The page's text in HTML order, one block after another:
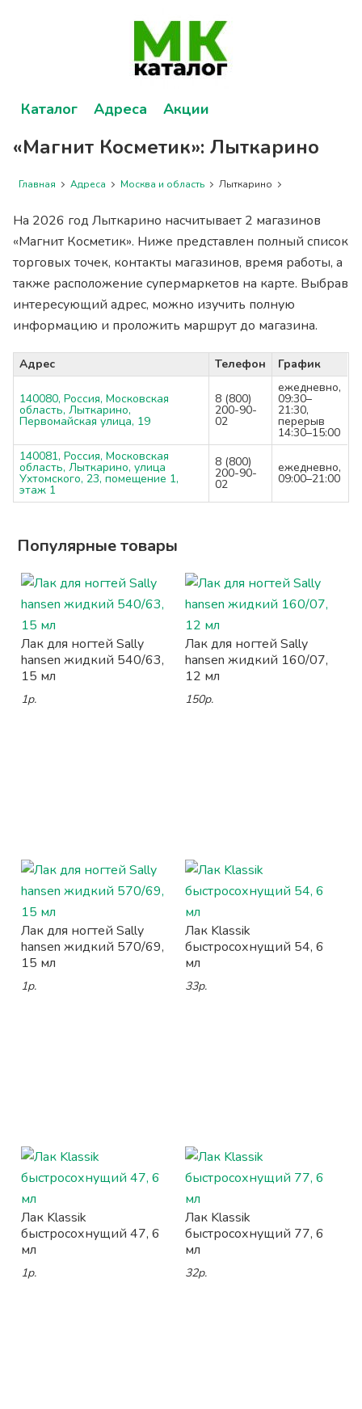
Каталог Адреса Акции
«Магнит Косметик»: Лыткарино
Главная Адреса Москва и область Лыткарино
На 2026 год Лыткарино насчитывает 2 магазинов
«Магнит Косметик». Ниже представлен полный список
торговых точек, контакты магазинов, время работы, а
также расположение супермаркетов на карте. Выбрав
интересующий адрес, можно изучить полную
информацию и проложить маршрут до магазина.
Адрес Телефон График
140080, Россия, Московская
область, Лыткарино,
Первомайская улица, 19
8 (800)
200-90-
02
ежедневно,
09:30–
21:30,
перерыв
14:30–15:00
140081, Россия, Московская
область, Лыткарино, улица
Ухтомского, 23, помещение 1,
этаж 1
8 (800)
200-90-
02
ежедневно,
09:00–21:00
Популярные товары
Лак для ногтей Sally
hansen жидкий 540/63,
15 мл
1р.
Лак для ногтей Sally
hansen жидкий 160/07,
12 мл
150р.
Лак для ногтей Sally
hansen жидкий 570/69,
15 мл
1р.
Лак Klassik
быстросохнущий 54, 6
мл
33р.
Лак Klassik
быстросохнущий 47, 6
мл
1р.
Лак Klassik
быстросохнущий 77, 6
мл
32р.